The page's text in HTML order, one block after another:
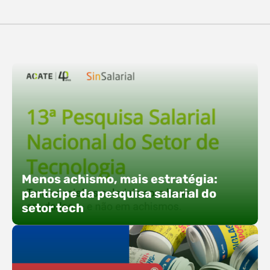
O Polo ACATE-ACIRS confirma presença na
direta: transformar o espaço em um ponto ativo
de conexões e oportunidades. Ao lado do polo, 13
empresas associadas integram o espaço tech,
que estará conectado a um dos palcos
alternativos do evento. A presença conjunta
fortalece o ecossistema e amplia…
Menos achismo, mais estratégia:
participe da pesquisa salarial do
setor tech